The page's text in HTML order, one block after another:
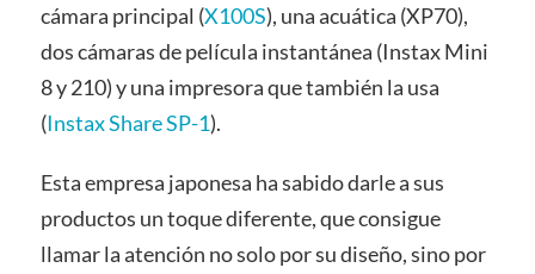
cámara principal (X100S), una acuática (XP70),
dos cámaras de película instantánea (Instax Mini
8 y 210) y una impresora que también la usa
(Instax Share SP-1).
Esta empresa japonesa ha sabido darle a sus
productos un toque diferente, que consigue
llamar la atención no solo por su diseño, sino por